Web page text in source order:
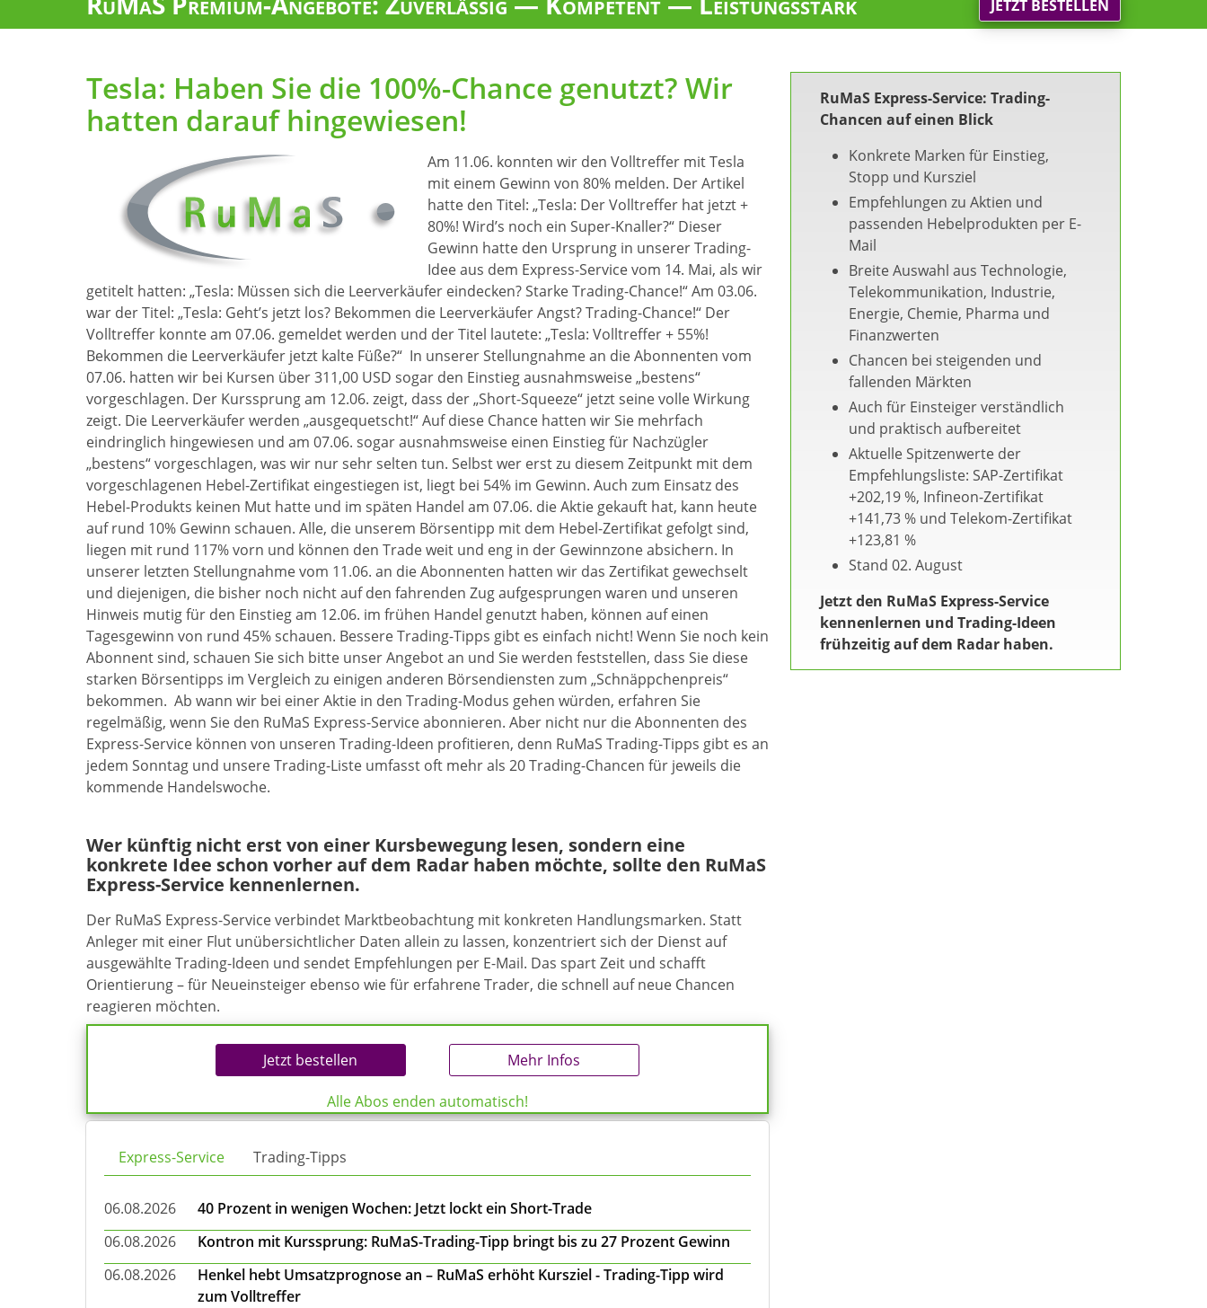
JETZT BESTELLEN
Tesla: Haben Sie die 100%-Chance genutzt? Wir
hatten darauf hingewiesen!
Am 11.06. konnten wir den Volltreffer mit Tesla
mit einem Gewinn von 80% melden. Der Artikel
hatte den Titel: „Tesla: Der Volltreffer hat jetzt +
80%! Wird’s noch ein Super-Knaller?“ Dieser
Gewinn hatte den Ursprung in unserer Trading-
Idee aus dem Express-Service vom 14. Mai, als wir
getitelt hatten: „Tesla: Müssen sich die Leerverkäufer eindecken? Starke Trading-Chance!“ Am 03.06.
war der Titel: „Tesla: Geht’s jetzt los? Bekommen die Leerverkäufer Angst? Trading-Chance!“ Der
Volltreffer konnte am 07.06. gemeldet werden und der Titel lautete: „Tesla: Volltreffer + 55%!
Bekommen die Leerverkäufer jetzt kalte Füße?“ In unserer Stellungnahme an die Abonnenten vom
07.06. hatten wir bei Kursen über 311,00 USD sogar den Einstieg ausnahmsweise „bestens“
vorgeschlagen. Der Kurssprung am 12.06. zeigt, dass der „Short-Squeeze“ jetzt seine volle Wirkung
zeigt. Die Leerverkäufer werden „ausgequetscht!“ Auf diese Chance hatten wir Sie mehrfach
eindringlich hingewiesen und am 07.06. sogar ausnahmsweise einen Einstieg für Nachzügler
„bestens“ vorgeschlagen, was wir nur sehr selten tun. Selbst wer erst zu diesem Zeitpunkt mit dem
vorgeschlagenen Hebel-Zertifikat eingestiegen ist, liegt bei 54% im Gewinn. Auch zum Einsatz des
Hebel-Produkts keinen Mut hatte und im späten Handel am 07.06. die Aktie gekauft hat, kann heute
auf rund 10% Gewinn schauen. Alle, die unserem Börsentipp mit dem Hebel-Zertifikat gefolgt sind,
liegen mit rund 117% vorn und können den Trade weit und eng in der Gewinnzone absichern. In
unserer letzten Stellungnahme vom 11.06. an die Abonnenten hatten wir das Zertifikat gewechselt
und diejenigen, die bisher noch nicht auf den fahrenden Zug aufgesprungen waren und unseren
Hinweis mutig für den Einstieg am 12.06. im frühen Handel genutzt haben, können auf einen
Tagesgewinn von rund 45% schauen. Bessere Trading-Tipps gibt es einfach nicht! Wenn Sie noch kein
Abonnent sind, schauen Sie sich bitte unser Angebot an und Sie werden feststellen, dass Sie diese
starken Börsentipps im Vergleich zu einigen anderen Börsendiensten zum „Schnäppchenpreis“
bekommen. Ab wann wir bei einer Aktie in den Trading-Modus gehen würden, erfahren Sie
regelmäßig, wenn Sie den RuMaS Express-Service abonnieren. Aber nicht nur die Abonnenten des
Express-Service können von unseren Trading-Ideen profitieren, denn RuMaS Trading-Tipps gibt es an
jedem Sonntag und unsere Trading-Liste umfasst oft mehr als 20 Trading-Chancen für jeweils die
kommende Handelswoche.
Wer künftig nicht erst von einer Kursbewegung lesen, sondern eine
konkrete Idee schon vorher auf dem Radar haben möchte, sollte den RuMaS
Express-Service kennenlernen.
Der RuMaS Express-Service verbindet Marktbeobachtung mit konkreten Handlungsmarken. Statt
Anleger mit einer Flut unübersichtlicher Daten allein zu lassen, konzentriert sich der Dienst auf
ausgewählte Trading-Ideen und sendet Empfehlungen per E-Mail. Das spart Zeit und schafft
Orientierung – für Neueinsteiger ebenso wie für erfahrene Trader, die schnell auf neue Chancen
reagieren möchten.
Jetzt bestellen Mehr Infos
Alle Abos enden automatisch!
Express-Service Trading-Tipps
06.08.2026
40 Prozent in wenigen Wochen: Jetzt lockt ein Short-Trade
06.08.2026
Kontron mit Kurssprung: RuMaS-Trading-Tipp bringt bis zu 27 Prozent Gewinn
06.08.2026
Henkel hebt Umsatzprognose an – RuMaS erhöht Kursziel - Trading-Tipp wird
zum Volltreffer
RuMaS Express-Service: Trading-
Chancen auf einen Blick
Konkrete Marken für Einstieg,
Stopp und Kursziel
Empfehlungen zu Aktien und
passenden Hebelprodukten per E-
Mail
Breite Auswahl aus Technologie,
Telekommunikation, Industrie,
Energie, Chemie, Pharma und
Finanzwerten
Chancen bei steigenden und
fallenden Märkten
Auch für Einsteiger verständlich
und praktisch aufbereitet
Aktuelle Spitzenwerte der
Empfehlungsliste: SAP-Zertifikat
+202,19 %, Infineon-Zertifikat
+141,73 % und Telekom-Zertifikat
+123,81 %
Stand 02. August
Jetzt den RuMaS Express-Service
kennenlernen und Trading-Ideen
frühzeitig auf dem Radar haben.